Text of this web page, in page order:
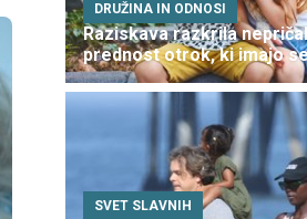
DRUŽINA IN ODNOSI
Raziskava razkrila
prednost otrok, ki imajo
SVET SLAVNIH